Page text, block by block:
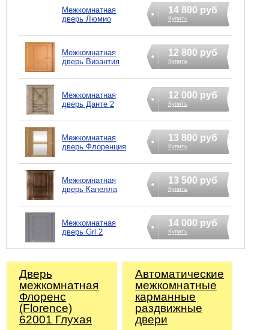
Межкомнатная
дверь Люмио
14 800 руб
Купить
Межкомнатная
дверь Византия
12 800 руб
Купить
Межкомнатная
дверь Данте 2
12 000 руб
Купить
Межкомнатная
дверь Флоренция
13 800 руб
Купить
Межкомнатная
дверь Капелла
13 500 руб
Купить
Межкомнатная
дверь Grl 2
14 000 руб
Купить
Дверь
межкомнатная
Флоренс
(Florence)
62001 Глухая
Автоматические
межкомнатные
карманные
раздвижные
двери